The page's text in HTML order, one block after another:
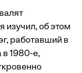
изучил, об этом
работавший в
1980-е,